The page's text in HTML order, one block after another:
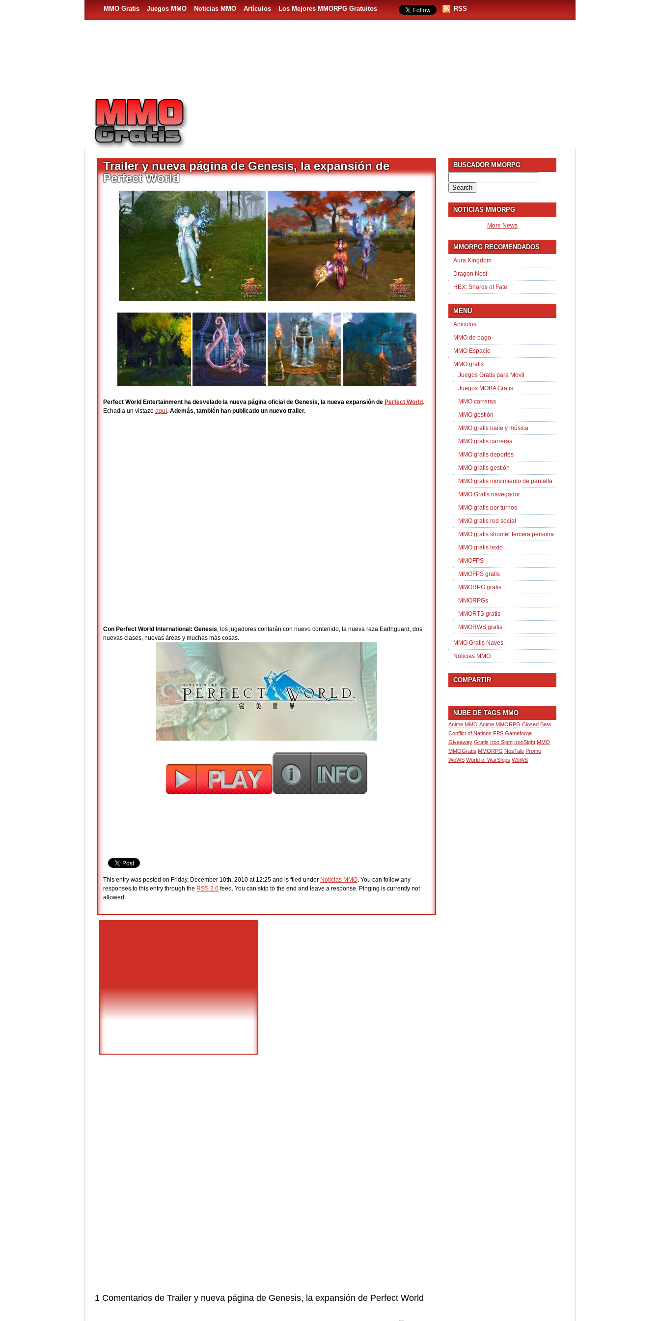
MMO Gratis Juegos MMO Noticias MMO Artículos Los Mejores MMORPG Gratuitos RSS
Trailer y nueva página de Genesis, la expansión de
Perfect World
Perfect World Entertainment ha desvelado la nueva página oficial de Genesis, la nueva expansión de Perfect World .
Echadla un vistazo aquí. Además, también han publicado un nuevo trailer.
Con Perfect World International: Genesis, los jugadores contarán con nuevo contenido, la nueva raza Earthguard, dos
nuevas clases, nuevas áreas y muchas más cosas.
This entry was posted on Friday, December 10th, 2010 at 12:25 and is filed under Noticias MMO . You can follow any
responses to this entry through the RSS 2.0 feed. You can skip to the end and leave a response. Pinging is currently not
allowed.
1 Comentarios de Trailer y nueva página de Genesis, la expansión de Perfect World
BUSCADOR MMORPG
for:
NOTICIAS MMORPG
More News
MMORPG RECOMENDADOS
Aura Kingdom
Dragon Nest
HEX: Shards of Fate
MENU
Articulos
MMO de pago
MMO Espacio
MMO gratis
Juegos Gratis para Movil
Juegos MOBA Gratis
MMO carreras
MMO gestión
MMO gratis baile y música
MMO gratis carreras
MMO gratis deportes
MMO gratis gestión
MMO gratis movimiento de pantalla
MMO Gratis navegador
MMO gratis por turnos
MMO gratis red social
MMO gratis shooter tercera persona
MMO gratis texto
MMOFPS
MMOFPS gratis
MMORPG gratis
MMORPGs
MMORTS gratis
MMORWS gratis
MMO Gratis Naves
Noticias MMO
COMPARTIR
NUBE DE TAGS MMO
Anime MMO Anime MMORPG Closed Beta
Conflict of Nations FPS Gameforge
Giveaway Gratis Iron Sight IronSight MMO
MMOGratis MMORPG NosTale Promo
WoWS World of WarShips WoWS